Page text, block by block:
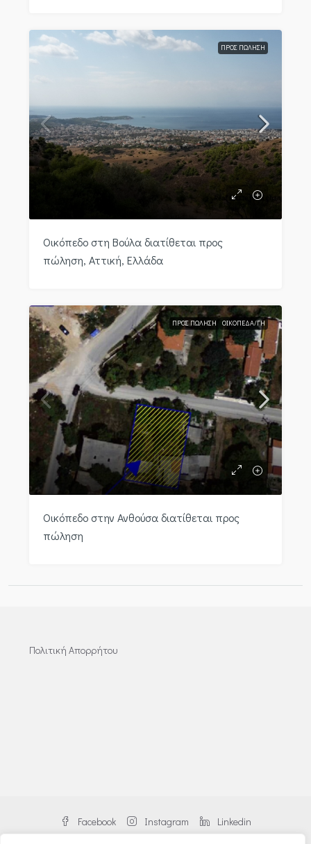
ΠΡΟΣ ΠΏΛΗΣΗ
Οικόπεδο στη Βούλα διατίθεται προς
πώληση, Αττική, Ελλάδα
ΠΡΟΣ ΠΏΛΗΣΗ ΟΙΚΌΠΕΔΑ/ΓΉ
Οικόπεδο στην Ανθούσα διατίθεται προς
πώληση
Πολιτική Απορρήτου
Facebook Instagram Linkedin